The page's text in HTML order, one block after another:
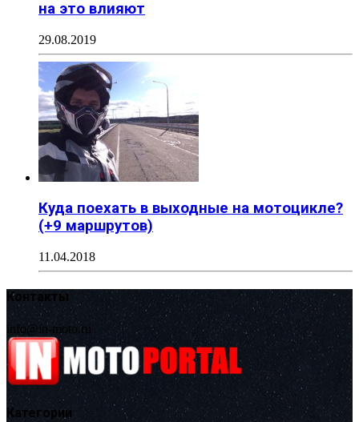
на это влияют
29.08.2019
Куда поехать в выходные на мотоцикле?
(+9 маршрутов)
11.04.2018
Контакты
info@in-moto.ru
Категории